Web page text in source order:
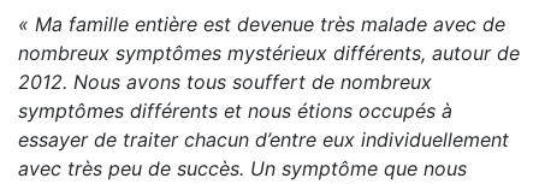
« Ma famille entière est devenue très malade avec de
nombreux symptômes mystérieux différents, autour de
2012. Nous avons tous souffert de nombreux
symptômes différents et nous étions occupés à
essayer de traiter chacun d’entre eux individuellement
avec très peu de succès. Un symptôme que nous